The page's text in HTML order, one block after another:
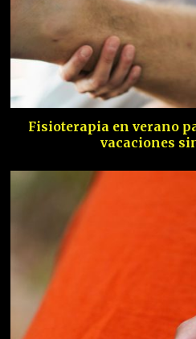
Fisioterapia en verano
vacaciones